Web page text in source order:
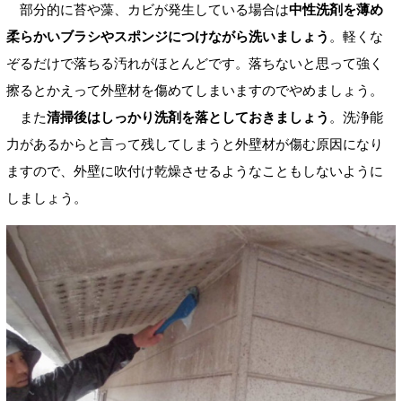
部分的に苔や藻、カビが発生している場合は中性洗剤を薄め
柔らかいブラシやスポンジにつけながら洗いましょう 。軽くな
ぞるだけで落ちる汚れがほとんどです。落ちないと思って強く
擦るとかえって外壁材を傷めてしまいますのでやめましょう。
また清掃後はしっかり洗剤を落としておきましょう 。洗浄能
力があるからと言って残してしまうと外壁材が傷む原因になり
ますので、外壁に吹付け乾燥させるようなこともしないように
しましょう。